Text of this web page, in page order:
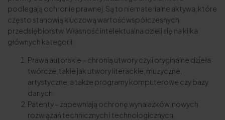
podlegają ochronie prawnej. Są to niematerialne aktywa, które
często stanowią kluczową wartość współczesnych
przedsiębiorstw. Własność intelektualna dzieli się na kilka
głównych kategorii:
Prawa autorskie – chronią utwory czyli oryginalne dzieła
twórcze, takie jak utwory literackie, muzyczne,
artystyczne, a także programy komputerowe czy bazy
danych.
Patenty – zapewniają ochronę wynalazków, nowych
rozwiązań technicznych i technologicznych.